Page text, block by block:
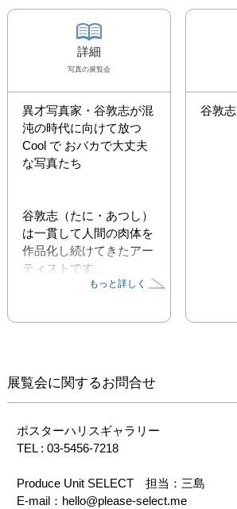
詳細
写真の展覧会
異才写真家・谷敦志が混
沌の時代に向けて放つ
Cool で おバカで大丈夫
な写真たち
谷敦志（たに・あつし）
は一貫して人間の肉体を
作品化し続けてきたアー
ティストです。
彼の作品に登場する肉体
よって異化され、ルーペ
められ、手術器具や風変
わりなガジェットに覆い
その重力を失って浮遊
し、飛び散っていきま
肉体が精神を閉じ込める
牢獄に過ぎないとした
もっと詳しく
谷敦志
展覧会に関するお問合せ
ポスターハリスギャラリー
TEL : 03-5456-7218
Produce Unit SELECT　担当：三島
E-mail：hello@please-select.me